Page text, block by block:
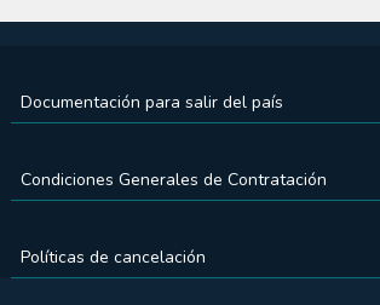
Documentación para salir del país
Condiciones Generales de Contratación
Políticas de cancelación